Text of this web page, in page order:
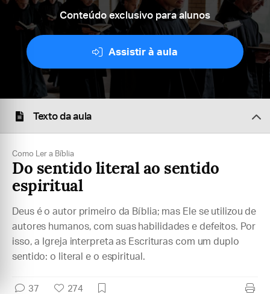
Conteúdo exclusivo para alunos
Assistir à aula
Texto da aula
Como Ler a Bíblia
Do sentido literal ao sentido
espiritual
Deus é o autor primeiro da Bíblia; mas Ele se utilizou de
autores humanos, com suas habilidades e defeitos. Por
isso, a Igreja interpreta as Escrituras com um duplo
sentido: o literal e o espiritual.
37 274